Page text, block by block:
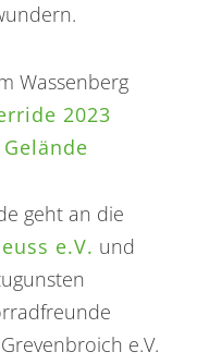
Wassenberg
2023
geht an die
e.V. und
e.V.